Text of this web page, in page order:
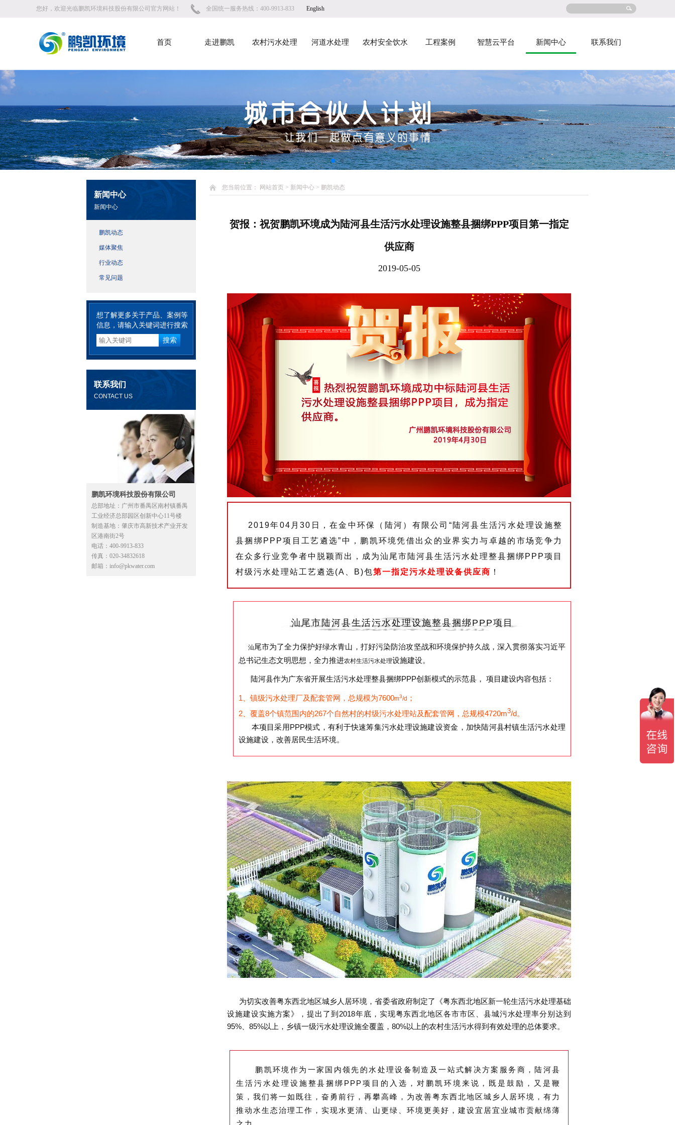
您好，欢迎光临鹏凯环境科技股份有限公司官方网站！ 全国统一服务热线：400-9913-833 English
首页 走进鹏凯 农村污水处理 河道水处理 农村安全饮水 工程案例 智慧云平台 新闻中心 联系我们
新闻中心
新闻中心
鹏凯动态
媒体聚焦
行业动态
常见问题
想了解更多关于产品、案例等
信息，请输入关键词进行搜索
联系我们
CONTACT US
鹏凯环境科技股份有限公司
总部地址：广州市番禺区南村镇番禺
工业经济总部园区创新中心11号楼
制造基地：肇庆市高新技术产业开发
区港南街2号
电话：400-9913-833
传真：020-34832618
邮箱：info@pkwater.com
您当前位置： 网站首页 > 新闻中心 > 鹏凯动态
贺报：祝贺鹏凯环境成为陆河县生活污水处理设施整县捆绑PPP项目第一指定
供应商
2019-05-05
2019年04月30日，在金中环保（陆河）有限公司“陆河县生活污水处理设施整
县捆绑PPP项目工艺遴选”中，鹏凯环境凭借出众的业界实力与卓越的市场竞争力
在众多行业竞争者中脱颖而出，成为汕尾市陆河县生活污水处理整县捆绑PPP项目
村级污水处理站工艺遴选(A、B)包第一指定污水处理设备供应商 ！
汕尾市陆河县生活污水处理设施整县捆绑PPP项目
汕 尾市为了全力保护好绿水青山，打好污染防治攻坚战和环境保护持久战，深入贯彻落实习近平
总书记生态文明思想，全力推进农村生活污水处理设施建设。
陆河县作为广东省开展生活污水处理整县捆绑PPP创新模式的示范县， 项目建设内容包括：
1、镇级污水处理厂及配套管网，总规模为7600m3/d ；
2、覆盖8个镇范围内的267个自然村的村级污水处理站及配套管网，总规模4720m3/d。
本项目采用PPP模式，有利于快速筹集污水处理设施建设资金，加快陆河县村镇生活污水处理
设施建设，改善居民生活环境。
为切实改善粤东西北地区城乡人居环境，省委省政府制定了《粤东西北地区新一轮生活污水处理基础
设施建设实施方案》，提出了到2018年底，实现粤东西北地区各市市区、县城污水处理率分别达到
95%、85%以上，乡镇一级污水处理设施全覆盖，80%以上的农村生活污水得到有效处理的总体要求。
鹏凯环境作为一家国内领先的水处理设备制造及一站式解决方案服务商，陆河县
生活污水处理设施整县捆绑PPP项目的入选，对鹏凯环境来说，既是鼓励，又是鞭
策，我们将一如既往，奋勇前行，再攀高峰，为改善粤东西北地区城乡人居环境，有力
推动水生态治理工作，实现水更清、山更绿、环境更美好，建设宜居宜业城市贡献绵薄